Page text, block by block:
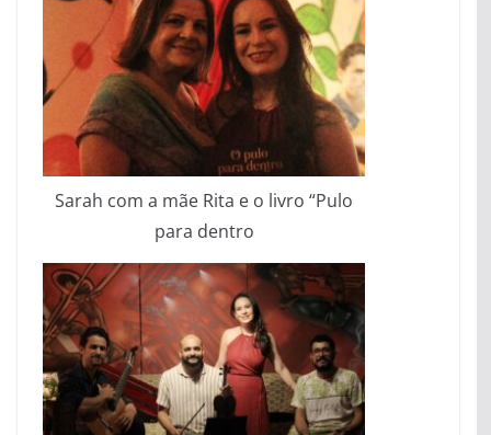
Sarah com a mãe Rita e o livro “Pulo
para dentro